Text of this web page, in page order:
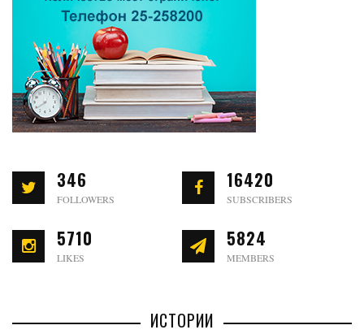
346
FOLLOWERS
16420
SUBSCRIBERS
5710
LIKES
5824
MEMBERS
ИСТОРИИ